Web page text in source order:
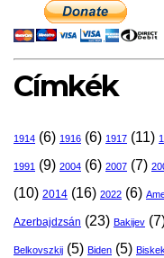
Címkék
1914 (6) 1916 (6) 1917 (11)
1991 (9) 2004 (6) 2007 (7)
(10) 2014 (16) 2022 (6)
Azerbajdzsán (23) Bakijev
Belkovszkij (5) Biden (5) Biskek